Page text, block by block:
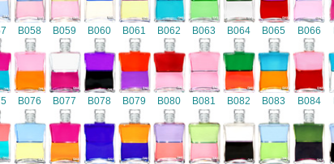
B058 B059 B060 B061 B062 B063 B064 B065 B066
B076 B077 B078 B079 B080 B081 B082 B083 B084